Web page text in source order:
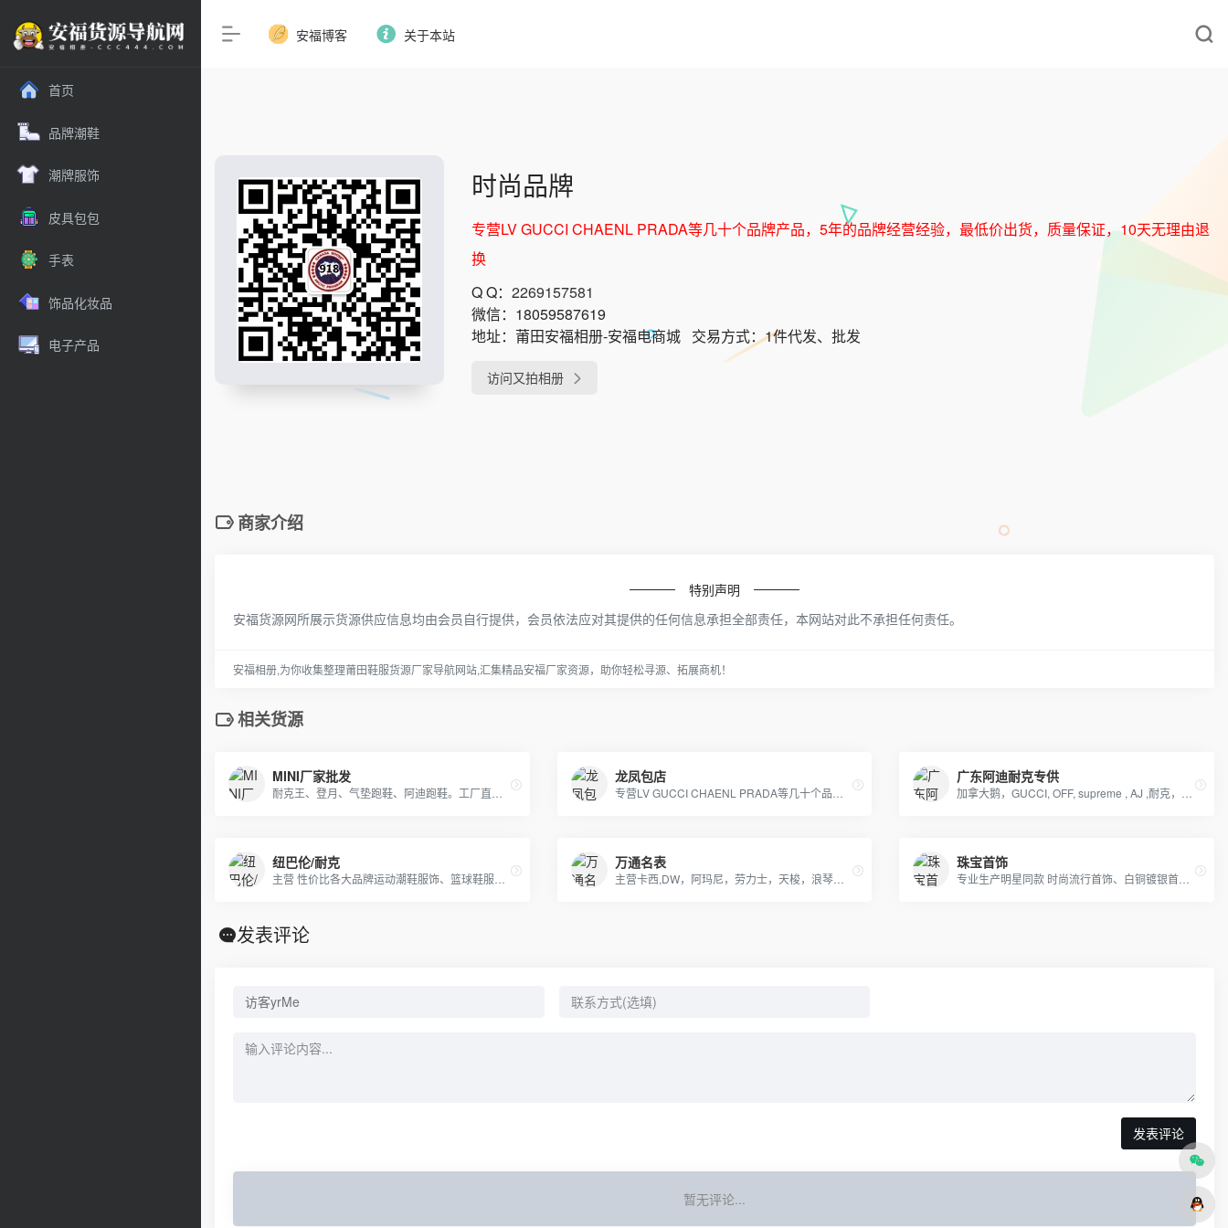
首页
品牌潮鞋
潮牌服饰
皮具包包
手表
饰品化妆品
电子产品
安福博客 关于本站
时尚品牌
专营LV GUCCI CHAENL PRADA等几十个品牌产品，5年的品牌经营经验，最低价出货，质量保证，10天无理由退
换
Q Q： 2269157581
微信： 18059587619
地址： 莆田安福相册-安福电商城 交易方式：1件代发、批发
访问又拍相册
商家介绍
特别声明
安福货源网所展示货源供应信息均由会员自行提供，会员依法应对其提供的任何信息承担全部责任，本网站对此不承担任何责任。
安福相册,为你收集整理莆田鞋服货源厂家导航网站,汇集精品安福厂家资源，助你轻松寻源、拓展商机！
相关货源
MINI厂家批发 龙凤包店 广东阿迪耐克专供
纽巴伦/耐克 万通名表
主营卡西,DW，阿玛尼，劳力士，天梭，浪琴等各大世界名表
珠宝首饰
发表评论
发表评论
暂无评论...